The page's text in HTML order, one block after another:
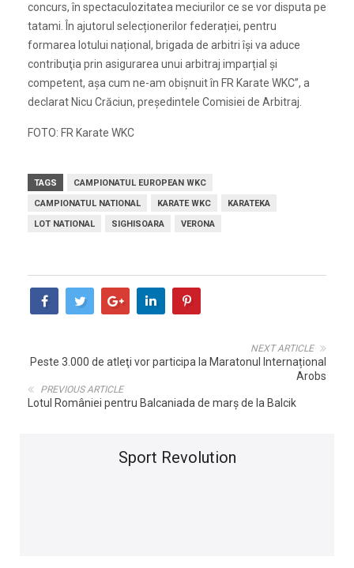
concurs, în spectaculozitatea meciurilor ce se vor disputa pe
tatami. În ajutorul selecționerilor federației, pentru
formarea lotului național, brigada de arbitri își va aduce
contribuţia prin asigurarea unui arbitraj imparțial şi
competent, așa cum ne-am obișnuit în FR Karate WKC”, a
declarat Nicu Crăciun, președintele Comisiei de Arbitraj.
FOTO: FR Karate WKC
TAGS
CAMPIONATUL EUROPEAN WKC
CAMPIONATUL NATIONAL
KARATE WKC
KARATEKA
LOT NATIONAL
SIGHISOARA VERONA
NEXT ARTICLE
Peste 3.000 de atleţi vor participa la Maratonul Internațional
Arobs
PREVIOUS ARTICLE
Lotul României pentru Balcaniada de marș de la Balcik
Sport Revolution